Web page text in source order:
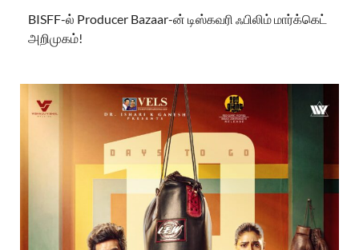
BISFF-ல் Producer Bazaar-ன் டிஸ்கவரி ஃபிலிம் மார்க்கெட்
அறிமுகம்!